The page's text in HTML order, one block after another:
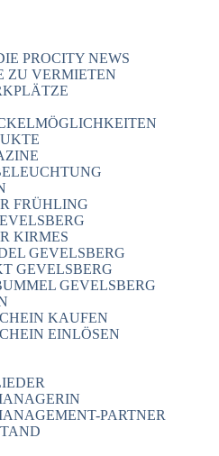
PROCITY NEWS
ZU VERMIETEN
FRÜHLING
KIRMES
GEVELSBERG
GEVELSBERG
GEVELSBERG
KAUFEN
EINLÖSEN
PARTNER